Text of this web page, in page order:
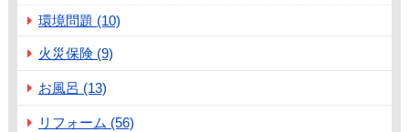
環境問題 (10)
火災保険 (9)
お風呂 (13)
リフォーム (56)